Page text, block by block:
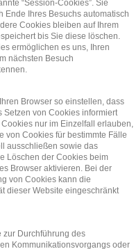
“Session-Cookies”. Sie
Ende Ihres Besuchs automatisch
Cookies bleiben auf Ihrem
bis Sie diese löschen.
ermöglichen es uns, Ihren
nächsten Besuch
Browser so einstellen, dass
Setzen von Cookies informiert
nur im Einzelfall erlauben,
von Cookies für bestimmte Fälle
ausschließen sowie das
Löschen der Cookies beim
Browser aktivieren. Bei der
von Cookies kann die
dieser Website eingeschränkt
zur Durchführung des
Kommunikationsvorgangs oder